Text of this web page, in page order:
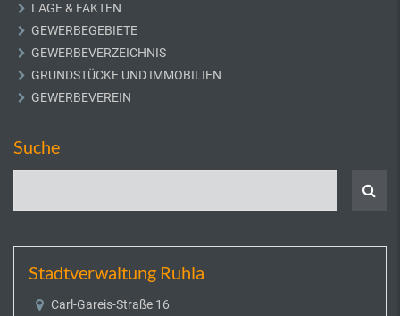
LAGE & FAKTEN
GEWERBEGEBIETE
GEWERBEVERZEICHNIS
GRUNDSTÜCKE UND IMMOBILIEN
GEWERBEVEREIN
Suche
Stadtverwaltung Ruhla
Carl-Gareis-Straße 16